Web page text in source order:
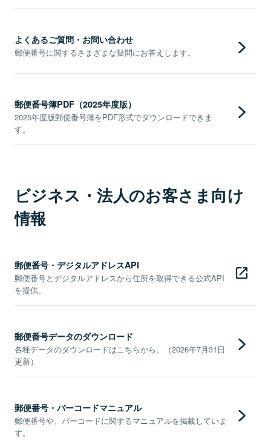
よくあるご質問・お問い合わせ
郵便番号に関するさまざまな疑問にお答えします。
郵便番号簿PDF（2025年度版）
2025年度版郵便番号簿をPDF形式でダウンロードできま
す。
ビジネス・法人のお客さま向け
情報
郵便番号・デジタルアドレスAPI
郵便番号とデジタルアドレスから住所を取得できる公式API
を提供。
郵便番号データのダウンロード
各種データのダウンロードはこちらから。（2026年7月31日
更新）
郵便番号・バーコードマニュアル
郵便番号や、バーコードに関するマニュアルを掲載していま
す。